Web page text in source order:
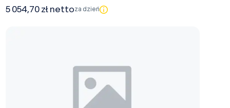
5 054,70 zł nettoza dzień